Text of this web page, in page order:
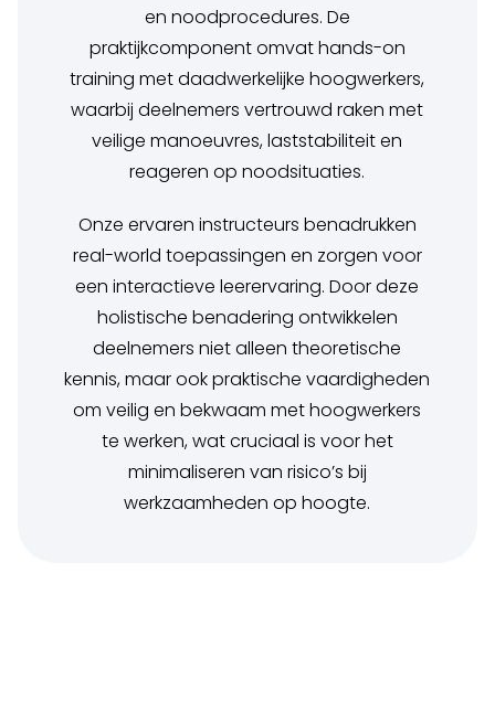
en noodprocedures. De
praktijkcomponent omvat hands-on
training met daadwerkelijke hoogwerkers,
waarbij deelnemers vertrouwd raken met
veilige manoeuvres, laststabiliteit en
reageren op noodsituaties.
Onze ervaren instructeurs benadrukken
real-world toepassingen en zorgen voor
een interactieve leerervaring. Door deze
holistische benadering ontwikkelen
deelnemers niet alleen theoretische
kennis, maar ook praktische vaardigheden
om veilig en bekwaam met hoogwerkers
te werken, wat cruciaal is voor het
minimaliseren van risico’s bij
werkzaamheden op hoogte.